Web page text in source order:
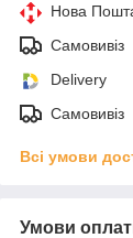
Нова
Самовивіз
Delivery
Самовивіз
Всі умови
Умови